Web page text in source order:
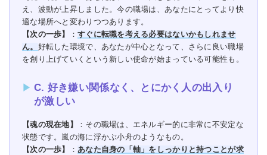
え、波動が上昇しました。今の職場は、あなたにとってより快
適な場所へと変わりつつあります。
【次の一歩】
： すぐに転職を考える必要はないかもしれませ
ん。 好転した環境で、あなたが中心となって、さらに良い職場
を創り上げていくという新しい使命が始まっている可能性も。
C. 好き嫌い関係なく、とにかく人の出入り
が激しい
【魂の現在地】
：その職場は、エネルギー的に非常に不安定な
状態です。嵐の海に浮かぶ小舟のようなもの。
【次の一歩】
： あなた自身の「軸」をしっかりと持つことが求